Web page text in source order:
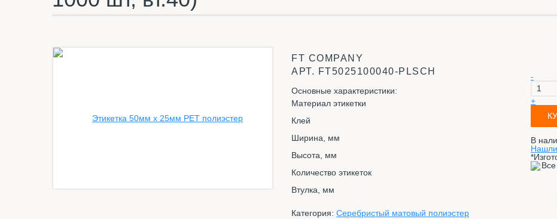
FT COMPANY
АРТ. FT5025100040-PLSCH
Основные характеристики:
Материал этикетки
Клей
Ширина, мм
Высота, мм
Количество этикеток
Втулка, мм
Категория: Серебристый матовый полиэстер
-
+
В